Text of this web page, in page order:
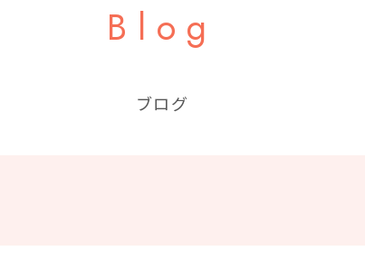
Blog
ブログ